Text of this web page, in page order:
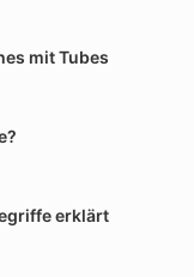
mit Tubes
erklärt